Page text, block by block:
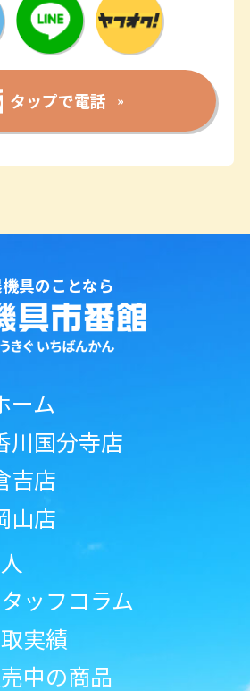
タップで電話
具のことなら
ーム
川国分寺店
吉店
山店
ッフコラム
実績
中の商品